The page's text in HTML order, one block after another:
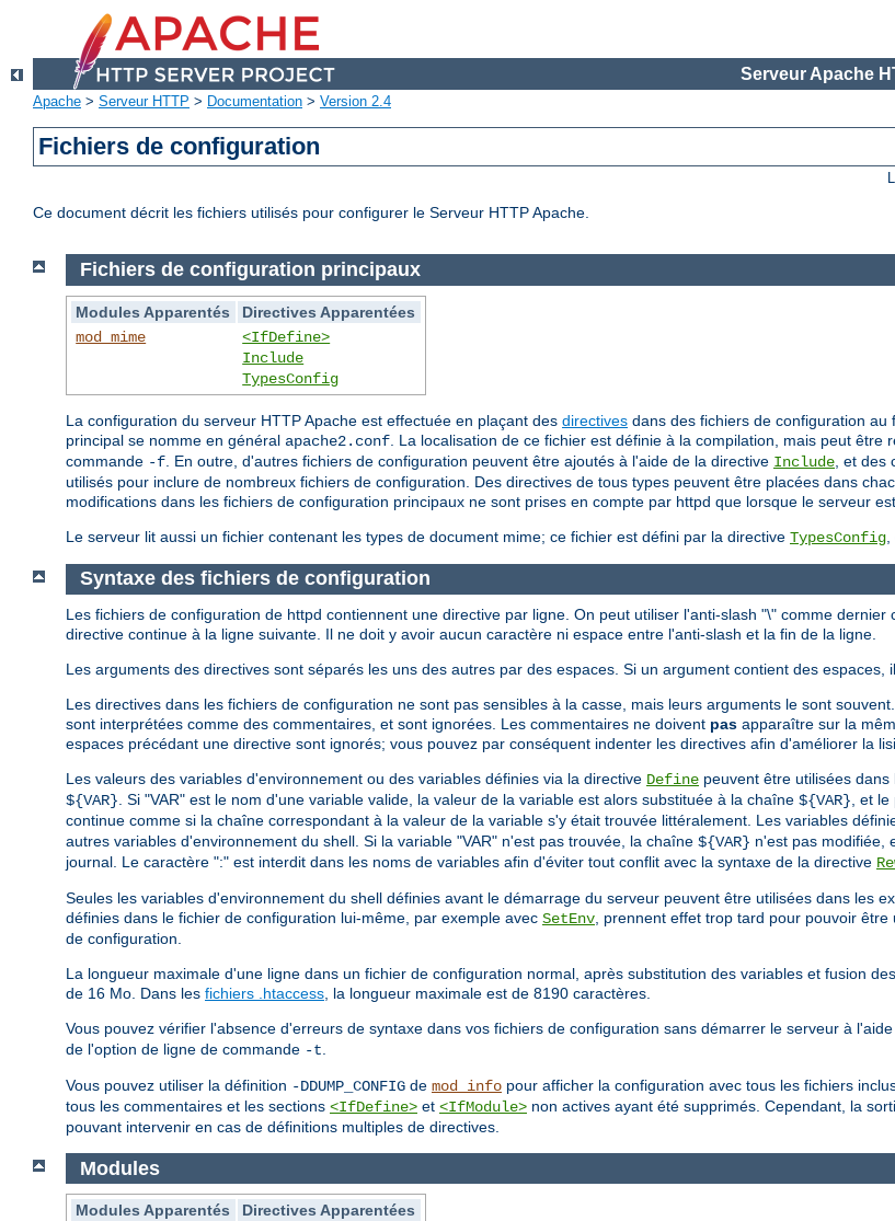
Serveur Apache
Apache > Serveur HTTP > Documentation > Version 2.4
Fichiers de configuration
Ce document décrit les fichiers utilisés pour configurer le Serveur HTTP Apache.
Fichiers de configuration principaux
Modules Apparentés
Directives Apparentées
mod_mime
<IfDefine>
Include
TypesConfig
La configuration du serveur HTTP Apache est effectuée en plaçant des directives dans des fichiers de configuration
principal se nomme en général apache2.conf . La localisation de ce fichier est définie à la compilation, mais peut
commande -f . En outre, d'autres fichiers de configuration peuvent être ajoutés à l'aide de la directive Include , et
utilisés pour inclure de nombreux fichiers de configuration. Des directives de tous types peuvent être placées dans
modifications dans les fichiers de configuration principaux ne sont prises en compte par httpd que lorsque le serveur
Le serveur lit aussi un fichier contenant les types de document mime; ce fichier est défini par la directive TypesConfig
Syntaxe des fichiers de configuration
Les fichiers de configuration de httpd contiennent une directive par ligne. On peut utiliser l'anti-slash "\" comme
directive continue à la ligne suivante. Il ne doit y avoir aucun caractère ni espace entre l'anti-slash et la fin de la ligne.
Les arguments des directives sont séparés les uns des autres par des espaces. Si un argument contient des espaces,
Les directives dans les fichiers de configuration ne sont pas sensibles à la casse, mais leurs arguments le sont
sont interprétées comme des commentaires, et sont ignorées. Les commentaires ne doivent pas apparaître sur la
espaces précédant une directive sont ignorés; vous pouvez par conséquent indenter les directives afin d'améliorer la
Les valeurs des variables d'environnement ou des variables définies via la directive Define peuvent être utilisées
${VAR} . Si "VAR" est le nom d'une variable valide, la valeur de la variable est alors substituée à la chaîne ${VAR} , et
continue comme si la chaîne correspondant à la valeur de la variable s'y était trouvée littéralement. Les variables
autres variables d'environnement du shell. Si la variable "VAR" n'est pas trouvée, la chaîne ${VAR} n'est pas modifiée,
journal. Le caractère ":" est interdit dans les noms de variables afin d'éviter tout conflit avec la syntaxe de la directive
Seules les variables d'environnement du shell définies avant le démarrage du serveur peuvent être utilisées dans les
définies dans le fichier de configuration lui-même, par exemple avec SetEnv , prennent effet trop tard pour pouvoir
de configuration.
La longueur maximale d'une ligne dans un fichier de configuration normal, après substitution des variables et fusion
de 16 Mo. Dans les fichiers .htaccess , la longueur maximale est de 8190 caractères.
Vous pouvez vérifier l'absence d'erreurs de syntaxe dans vos fichiers de configuration sans démarrer le serveur à
de l'option de ligne de commande -t
Vous pouvez utiliser la définition -DDUMP_CONFIG de mod_info pour afficher la configuration avec tous les fichiers
tous les commentaires et les sections <IfDefine> et <IfModule> non actives ayant été supprimés. Cependant, la
pouvant intervenir en cas de définitions multiples de directives.
Modules
Modules Apparentés
Directives Apparentées